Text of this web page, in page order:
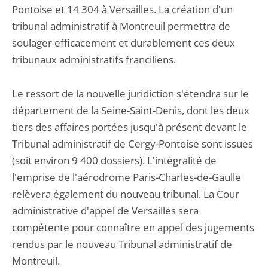
Pontoise et 14 304 à Versailles. La création d'un
tribunal administratif à Montreuil permettra de
soulager efficacement et durablement ces deux
tribunaux administratifs franciliens.
Le ressort de la nouvelle juridiction s'étendra sur le
département de la Seine-Saint-Denis, dont les deux
tiers des affaires portées jusqu'à présent devant le
Tribunal administratif de Cergy-Pontoise sont issues
(soit environ 9 400 dossiers). L'intégralité de
l'emprise de l'aérodrome Paris-Charles-de-Gaulle
relèvera également du nouveau tribunal. La Cour
administrative d'appel de Versailles sera
compétente pour connaître en appel des jugements
rendus par le nouveau Tribunal administratif de
Montreuil.